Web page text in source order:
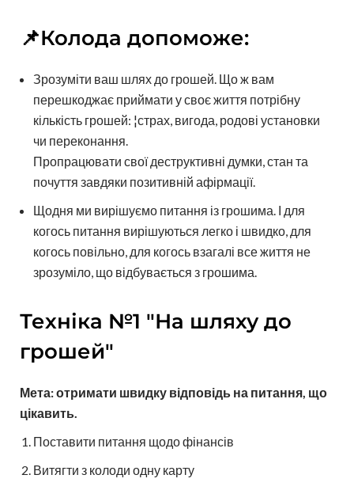
📌Колода допоможе:
Зрозуміти ваш шлях до грошей. Що ж вам
перешкоджає приймати у своє життя потрібну
кількість грошей: ¦страх, вигода, родові установки
чи переконання.
Пропрацювати свої деструктивні думки, стан та
почуття завдяки позитивній афірмації.
Щодня ми вирішуємо питання із грошима. І для
когось питання вирішуються легко і швидко, для
когось повільно, для когось взагалі все життя не
зрозуміло, що відбувається з грошима.
Техніка №1 "На шляху до
грошей"
Мета: отримати швидку відповідь на питання, що
цікавить.
Поставити питання щодо фінансів
Витягти з колоди одну карту